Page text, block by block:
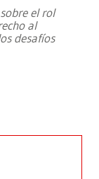
el rol
al
desafíos